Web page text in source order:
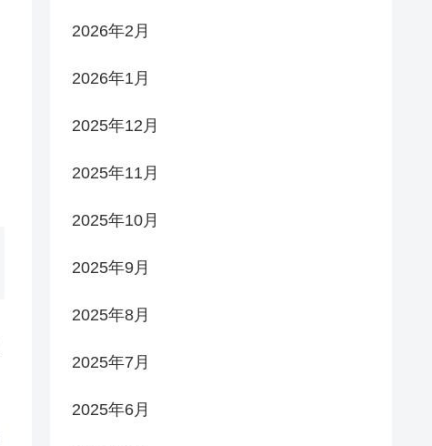
2026年2月
2026年1月
2025年12月
2025年11月
2025年10月
2025年9月
2025年8月
2025年7月
2025年6月